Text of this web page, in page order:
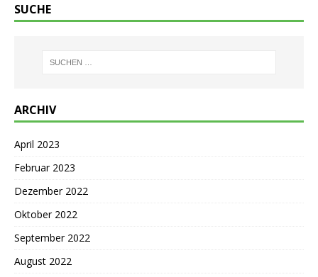
SUCHE
ARCHIV
April 2023
Februar 2023
Dezember 2022
Oktober 2022
September 2022
August 2022